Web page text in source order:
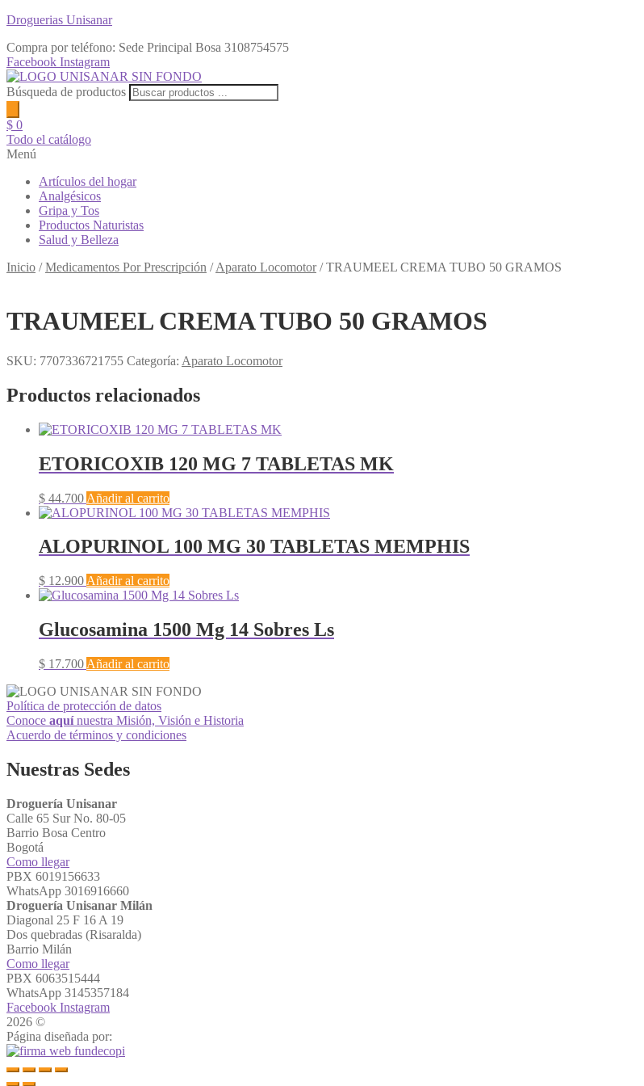
Droguerias Unisanar
Compra por teléfono: Sede Principal Bosa 3108754575
Facebook Instagram
Búsqueda de productos
$ 0
Todo el catálogo
Menú
Artículos del hogar
Analgésicos
Gripa y Tos
Productos Naturistas
Salud y Belleza
Inicio /Medicamentos Por Prescripción /Aparato Locomotor/TRAUMEEL CREMA TUBO 50 GRAMOS
TRAUMEEL CREMA TUBO 50 GRAMOS
SKU: 7707336721755 Categoría: Aparato Locomotor
Productos relacionados
ETORICOXIB 120 MG 7 TABLETAS MK
$ 44.700 Añadir al carrito
ALOPURINOL 100 MG 30 TABLETAS MEMPHIS
$ 12.900 Añadir al carrito
Glucosamina 1500 Mg 14 Sobres Ls
$ 17.700 Añadir al carrito
Política de protección de datos
Conoce aquínuestra Misión, Visión e Historia
Acuerdo de términos y condiciones
Nuestras Sedes
Droguería Unisanar
Calle 65 Sur No. 80-05
Barrio Bosa Centro
Bogotá
Como llegar
PBX 6019156633
WhatsApp 3016916660
Droguería Unisanar Milán
Diagonal 25 F 16 A 19
Dos quebradas (Risaralda)
Barrio Milán
Como llegar
PBX 6063515444
WhatsApp 3145357184
Facebook Instagram
2026 ©
Página diseñada por: